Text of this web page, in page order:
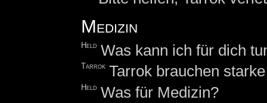
Medizin
Held Was kann ich für dich
Tarrok Tarrok brauchen
Held Was für Medizin?